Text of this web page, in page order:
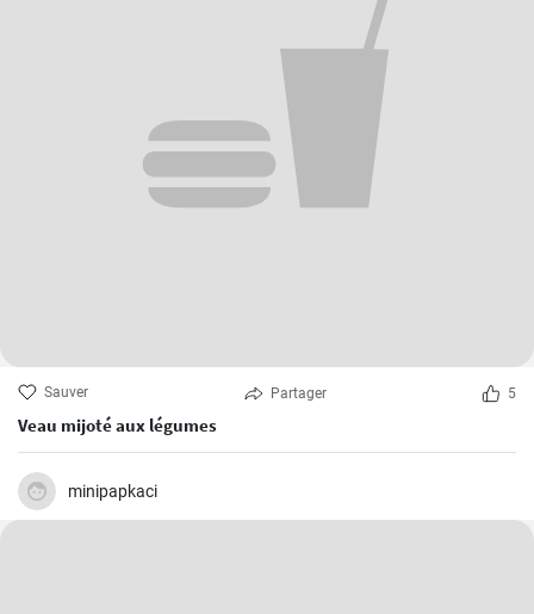
Sauver Partager 5
Veau mijoté aux légumes
minipapkaci